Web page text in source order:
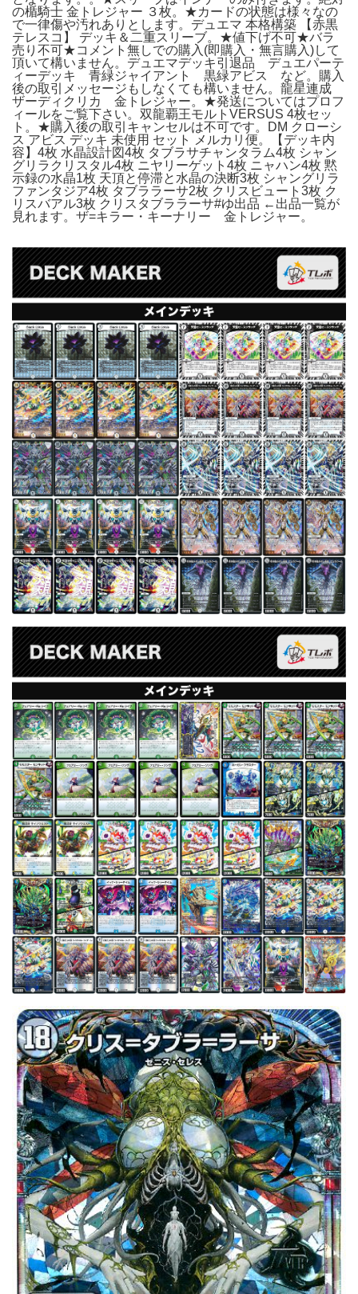
の楯騎士 金トレジャー ３枚。★カードの状態は様々なの
で一律傷や汚れありとします。デュエマ 本格構築 【赤黒
テレスコ】 デッキ＆二重スリーブ。★値下げ不可★バラ
売り不可★コメント無しでの購入(即購入・無言購入)して
頂いて構いません。デュエマデッキ引退品 デュエパーテ
ィーデッキ 青緑ジャイアント 黒緑アビス など。購入
後の取引メッセージもしなくても構いません。龍星連成
ザーディクリカ 金トレジャー。★発送についてはプロフ
ィールをご覧下さい。双龍覇王モルトVERSUS 4枚セッ
ト。★購入後の取引キャンセルは不可です。DM クローシ
ス アビス デッキ 未使用 セット メルカリ便。【デッキ内
容】4枚 水晶設計図4枚 タブラサチャンタラム4枚 シャン
グリラクリスタル4枚 ニヤリーゲット4枚 ニャハン4枚 黙
示録の水晶1枚 天頂と停滞と水晶の決断3枚 シャングリラ
ファンタジア4枚 タブララーサ2枚 クリスビュート3枚 ク
リスバアル3枚 クリスタブララーサ#ゆ出品 ←出品一覧が
見れます。ザ=キラー・キーナリー 金トレジャー。